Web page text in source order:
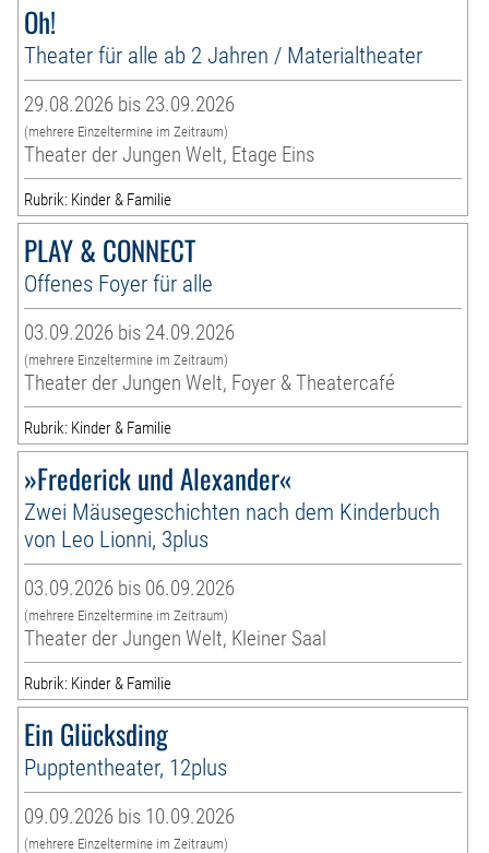
Oh!
Theater für alle ab 2 Jahren / Materialtheater
29.08.2026 bis 23.09.2026
(mehrere Einzeltermine im Zeitraum)
Theater der Jungen Welt, Etage Eins
Rubrik: Kinder & Familie
PLAY & CONNECT
Offenes Foyer für alle
03.09.2026 bis 24.09.2026
(mehrere Einzeltermine im Zeitraum)
Theater der Jungen Welt, Foyer & Theatercafé
Rubrik: Kinder & Familie
»Frederick und Alexander«
Zwei Mäusegeschichten nach dem Kinderbuch
von Leo Lionni, 3plus
03.09.2026 bis 06.09.2026
(mehrere Einzeltermine im Zeitraum)
Theater der Jungen Welt, Kleiner Saal
Rubrik: Kinder & Familie
Ein Glücksding
Pupptentheater, 12plus
09.09.2026 bis 10.09.2026
(mehrere Einzeltermine im Zeitraum)